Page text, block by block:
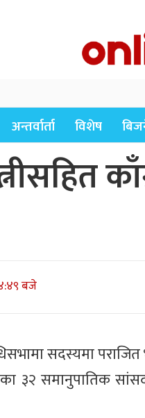
अन्तर्वार्ता विशेष
बजे
सदस्यमा
३२ समानुपातिक